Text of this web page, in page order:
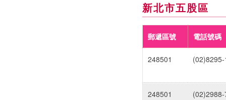
新北市五股區
郵遞區號 電話號碼
248501
248501